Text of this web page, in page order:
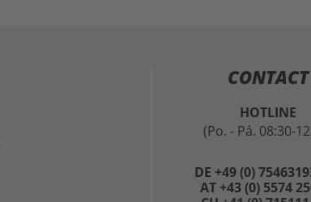
CONTACT
HOTLINE
(Po. - Pá. 08:30-
DE +49 (0)
AT +43 (0) 5574